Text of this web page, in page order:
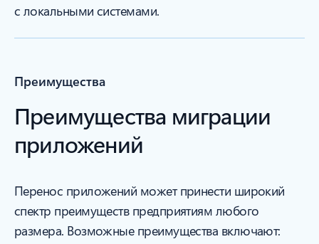
с локальными системами.
Преимущества
Преимущества миграции
приложений
Перенос приложений может принести широкий
спектр преимуществ предприятиям любого
размера. Возможные преимущества включают: